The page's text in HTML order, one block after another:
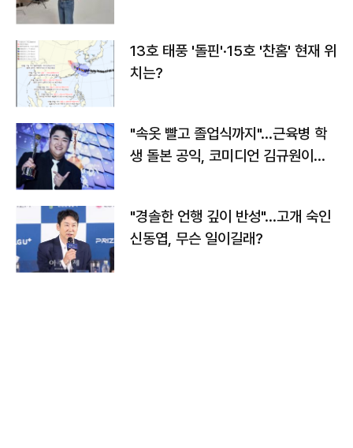
13호 태풍 '돌핀'·15호 '찬홈' 현재 위
치는?
"속옷 빨고 졸업식까지"…근육병 학
생 돌본 공익, 코미디언 김규원이었
"경솔한 언행 깊이 반성"…고개 숙인
신동엽, 무슨 일이길래?